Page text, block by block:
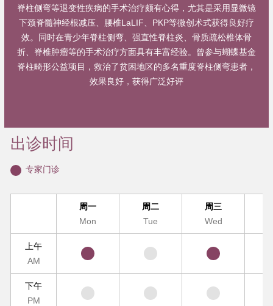
脊柱侧弯等退变性疾病的手术治疗颇有心得，尤其是采用显微镜
下颈脊髓神经根减压、腰椎LaLIF、PKP等微创术式获得良好疗
效。同时在青少年脊柱侧弯、强直性脊柱炎、骨质疏松椎体骨
折、脊椎肿瘤等的手术治疗方面具有丰富经验。曾参与蝴蝶基金
脊柱畸形公益项目，救治了贫困地区的多名重度脊柱侧弯患者，
效果良好，获得广泛好评
出诊时间
专家门诊
周一
Mon
周二
Tue
周三
Wed
上午
AM
下午
PM